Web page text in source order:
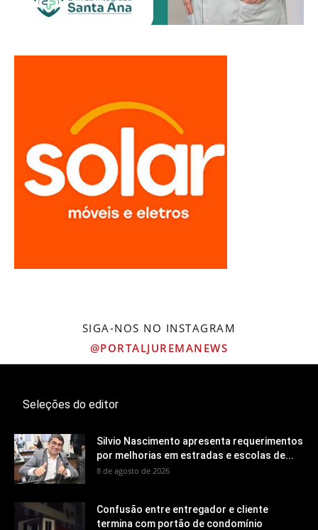
SIGA-NOS NO INSTAGRAM
@PORTALJUREMANEWS
Seleções do editor
Silvio Nascimento apresenta requerimentos
por melhorias em estradas e escolas de...
8 de agosto de 2026
Confusão entre entregador e cliente
termina com portão de condomínio